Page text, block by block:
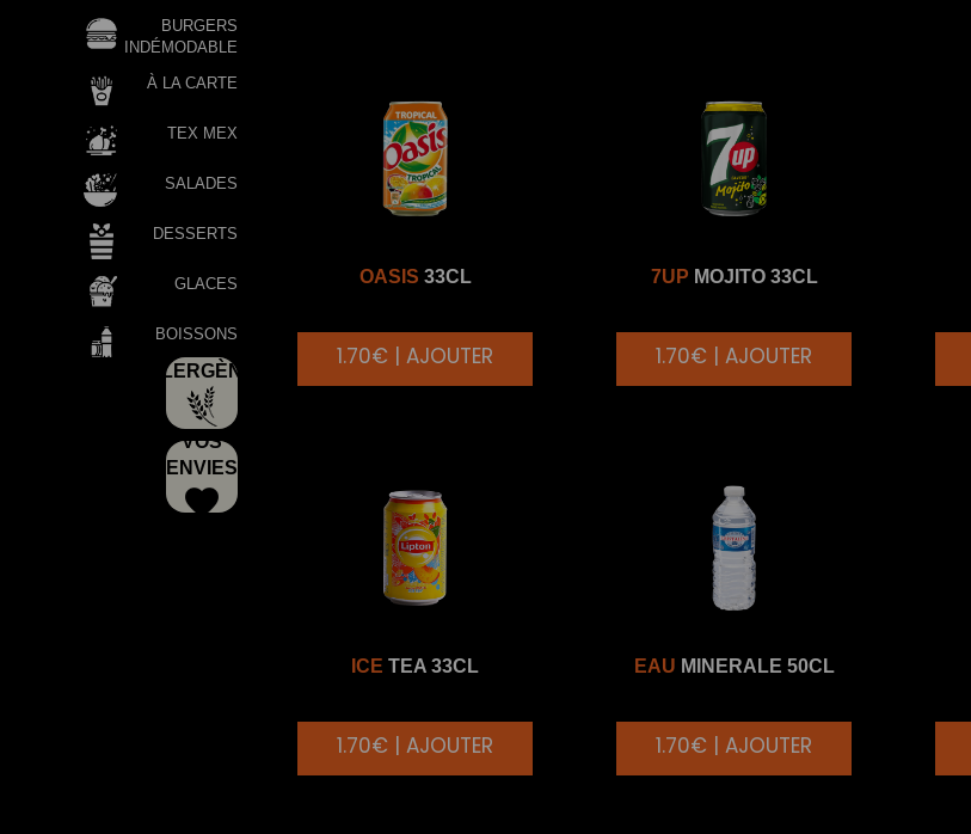
BURGERS
INDÉMODABLE
À LA CARTE
TEX MEX
SALADES
DESSERTS
GLACES
BOISSONS
ALLERGÈNES
VOS
ENVIES
OASIS 33CL
1.70€ | AJOUTER
7UP MOJITO 33CL
1.70€ | AJOUTER
ICE TEA 33CL
1.70€ | AJOUTER
EAU MINERALE 50CL
1.70€ | AJOUTER